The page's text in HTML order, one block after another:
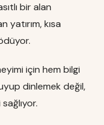
bir alan
yatırım, kısa
için hem bilgi
dinlemek değil,